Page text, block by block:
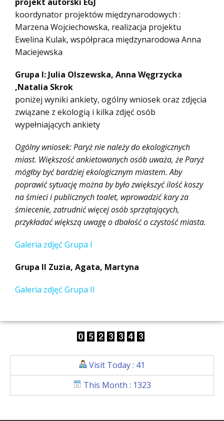
koordynator projektów międzynarodowych :
Marzena Wojciechowska, realizacja projektu
Ewelina Kulak, współpraca międzynarodowa Anna
Maciejewska
Grupa I: Julia Olszewska, Anna Węgrzycka
,Natalia Skrok
poniżej wyniki ankiety, ogólny wniosek oraz zdjęcia
związane z ekologią i kilka zdjęć osób
wypełniających ankiety
Ogólny wniosek: Paryż nie należy do ekologicznych
miast. Większość ankietowanych osób uważa, że Paryż
mógłby być bardziej ekologicznym miastem. Aby
poprawić sytuację można by było zwiększyć ilość koszy
na śmieci i publicznych toalet, wprowadzić kary za
śmiecenie, zatrudnić więcej osób sprzątających,
przykładać większą uwagę o dbałość o czystość miasta.
Galeria zdjęć Grupa I
Grupa II Zuzia, Agata, Martyna
Galeria zdjęć Grupa II
Visit Today : 41
This Month : 1323